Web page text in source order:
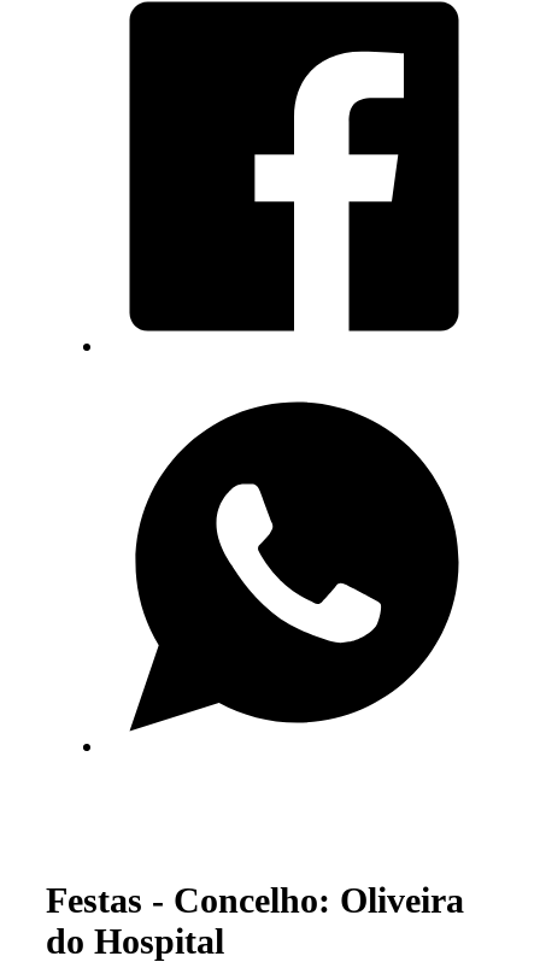
Festas - Concelho: Oliveira
do Hospital